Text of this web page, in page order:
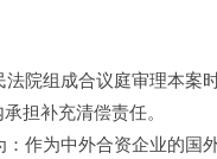
组成合议庭审理本案时
担补充清偿责任。
为中外合资企业的国外